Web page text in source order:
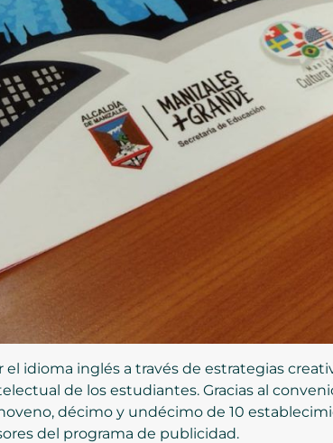
el idioma inglés a través de estrategias
de los estudiantes. Gracias al
décimo y undécimo de 10
del programa de publicidad.